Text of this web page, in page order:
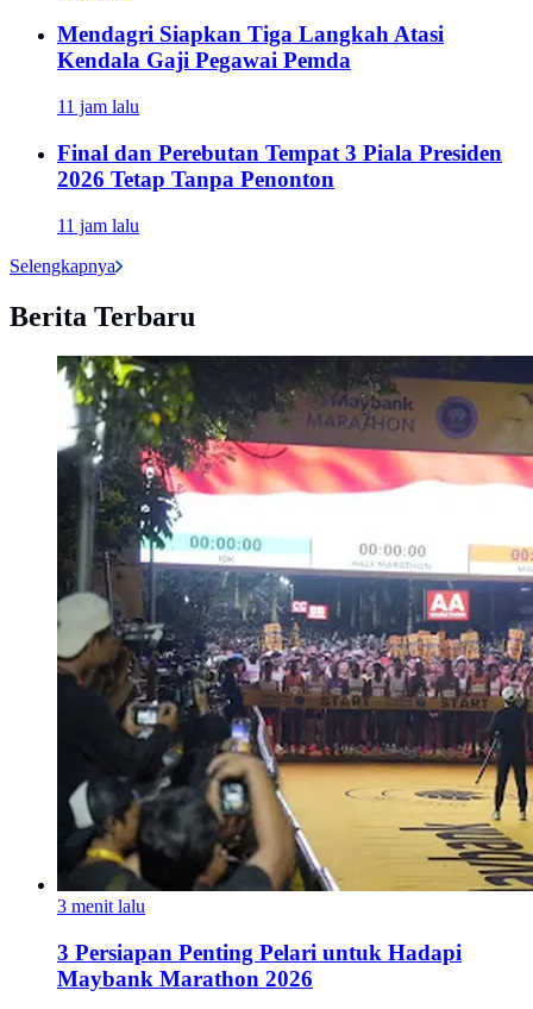
Mendagri Siapkan Tiga Langkah Atasi
Kendala Gaji Pegawai Pemda
11 jam lalu
Final dan Perebutan Tempat 3 Piala Presiden
2026 Tetap Tanpa Penonton
11 jam lalu
Selengkapnya
Berita Terbaru
3 menit lalu
3 Persiapan Penting Pelari untuk Hadapi
Maybank Marathon 2026